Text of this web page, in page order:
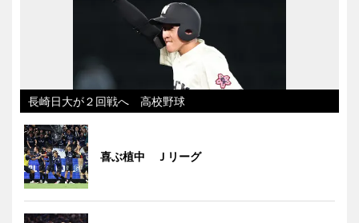
長崎日大が２回戦へ 高校野球
喜ぶ植中 Ｊリーグ